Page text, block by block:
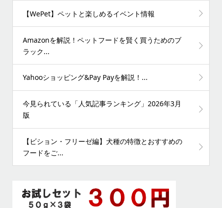
【WePet】ペットと楽しめるイベント情報
Amazonを解説！ペットフードを賢く買うためのブ
ラック...
Yahooショッピング&Pay Payを解説！...
今見られている「人気記事ランキング」2026年3月
版
【ビション・フリーゼ編】犬種の特徴とおすすめの
フードをご...